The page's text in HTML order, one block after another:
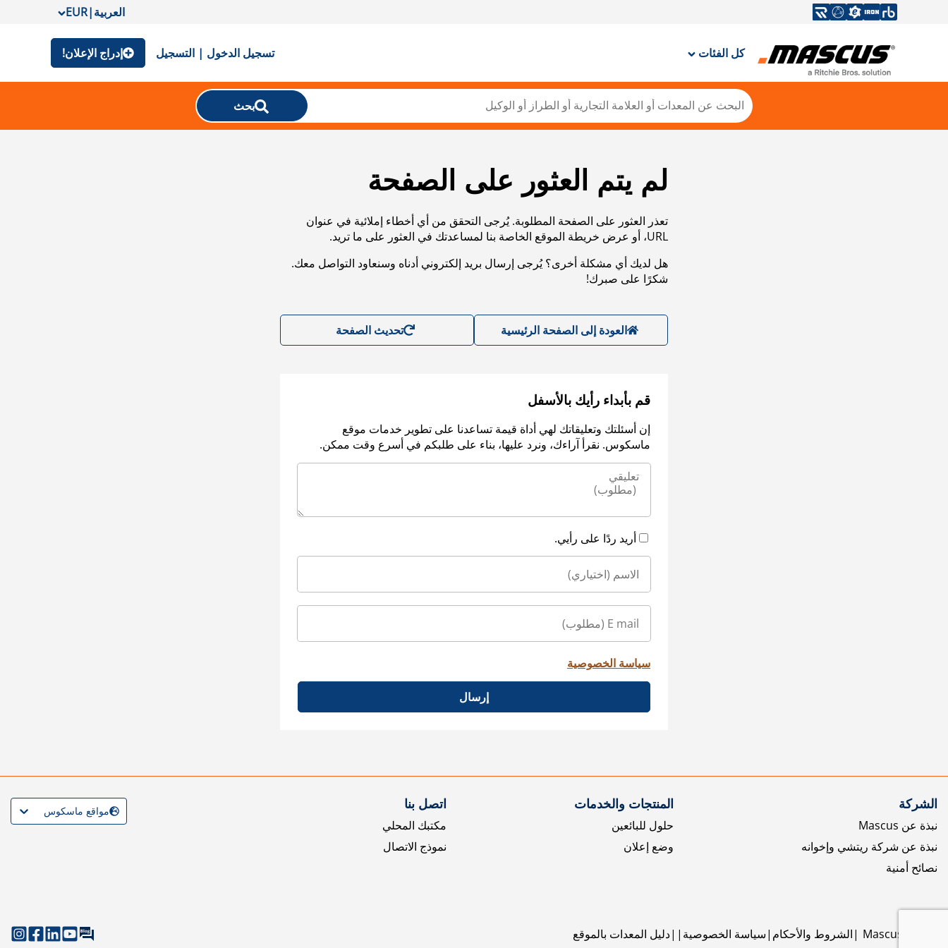
العربية|
EUR
كل الفئات تسجيل الدخول | التسجيل إدراج الإعلان!
بحث
لم يتم العثور على الصفحة
تعذر العثور على الصفحة المطلوبة. يُرجى التحقق من أي أخطاء إملائية في عنوان
URL، أو عرض خريطة الموقع الخاصة بنا لمساعدتك في العثور على ما تريد.
هل لديك أي مشكلة أخرى؟ يُرجى إرسال بريد إلكتروني أدناه وسنعاود التواصل معك.
شكرًا على صبرك!
العودة إلى الصفحة الرئيسية تحديث الصفحة
قم بأبداء رأيك بالأسفل
إن أسئلتك وتعليقاتك لهي أداة قيمة تساعدنا على تطوير خدمات موقع
ماسكوس. نقرأ آراءك، ونرد عليها، بناء على طلبكم في أسرع وقت ممكن.
أريد ردًا على رأيي.
سياسة الخصوصية
إرسال
الشركة
نبذة عن Mascus
نبذة عن شركة ريتشي وإخوانه
نصائح أمنية
المنتجات والخدمات
حلول للبائعين
وضع إعلان
اتصل بنا
مكتبك المحلي
نموذج الاتصال
Mascus الشروط والأحكام سياسة الخصوصية دليل المعدات بالموقع
مواقع ماسكوس